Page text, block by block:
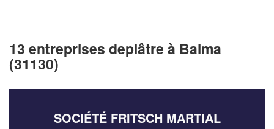
13 entreprises deplâtre à Balma
(31130)
SOCIÉTÉ FRITSCH MARTIAL